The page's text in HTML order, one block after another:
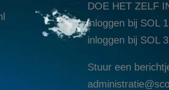
DOE HET ZELF
inloggen bij SOL
inloggen bij SOL
Stuur een